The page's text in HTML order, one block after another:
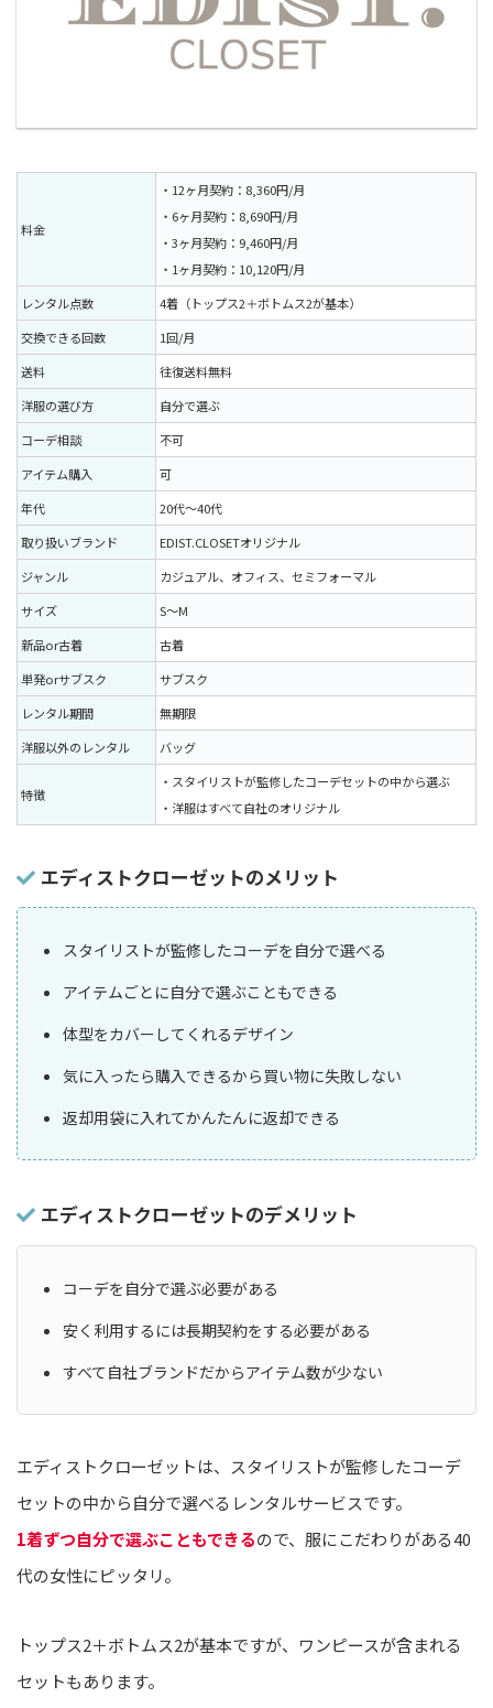
料金
・12ヶ月契約：8,360円/月
・6ヶ月契約：8,690円/月
・3ヶ月契約：9,460円/月
・1ヶ月契約：10,120円/月
レンタル点数
4着（トップス2＋ボトムス2が基本）
交換できる回数
1回/月
送料
往復送料無料
洋服の選び方
自分で選ぶ
コーデ相談
不可
アイテム購入
可
年代
20代〜40代
取り扱いブランド
EDIST.CLOSETオリジナル
ジャンル
カジュアル、オフィス、セミフォーマル
サイズ
S〜M
新品or古着
古着
単発orサブスク
サブスク
レンタル期間
無期限
洋服以外のレンタル
バッグ
特徴
・スタイリストが監修したコーデセットの中から選ぶ
・洋服はすべて自社のオリジナル
エディストクローゼットのメリット
スタイリストが監修したコーデを自分で選べる
アイテムごとに自分で選ぶこともできる
体型をカバーしてくれるデザイン
気に入ったら購入できるから買い物に失敗しない
返却用袋に入れてかんたんに返却できる
エディストクローゼットのデメリット
コーデを自分で選ぶ必要がある
安く利用するには長期契約をする必要がある
すべて自社ブランドだからアイテム数が少ない
エディストクローゼットは、スタイリストが監修したコーデ
セットの中から自分で選べるレンタルサービスです。
1着ずつ自分で選ぶこともできるので、服にこだわりがある40
代の女性にピッタリ。
トップス2＋ボトムス2が基本ですが、ワンピースが含まれる
セットもあります。